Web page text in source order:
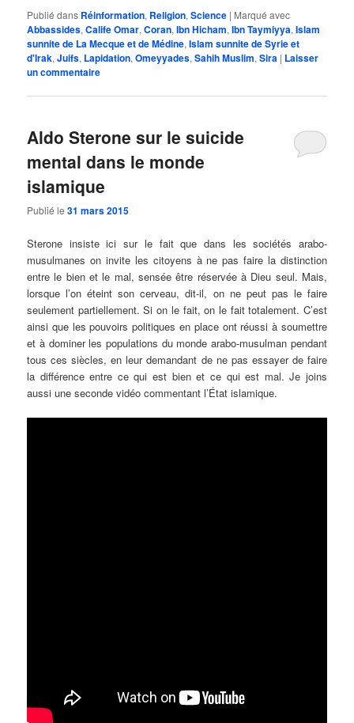
Publié dans Réinformation, Religion,Science | Marqué avec
Abbassides,Calife Omar,Coran,Ibn Hicham,Ibn Taymiyya,Islam
sunnite de La Mecque et de Médine,Islam sunnite de Syrie et
d'Irak,Juifs, Lapidation,Omeyyades,Sahih Muslim,Sira | Laisser
un commentaire
Aldo Sterone sur le suicide
mental dans le monde
islamique
Publié le31 mars 2015
Sterone insiste ici sur le fait que dans les sociétés arabo-
musulmanes on invite les citoyens à ne pas faire la distinction
entre le bien et le mal, sensée être réservée à Dieu seul. Mais,
lorsque l’on éteint son cerveau, dit-il, on ne peut pas le faire
seulement partiellement. Si on le fait, on le fait totalement. C’est
ainsi que les pouvoirs politiques en place ont réussi à soumettre
et à dominer les populations du monde arabo-musulman pendant
tous ces siècles, en leur demandant de ne pas essayer de faire
la différence entre ce qui est bien et ce qui est mal. Je joins
aussi une seconde vidéo commentant l’État islamique.